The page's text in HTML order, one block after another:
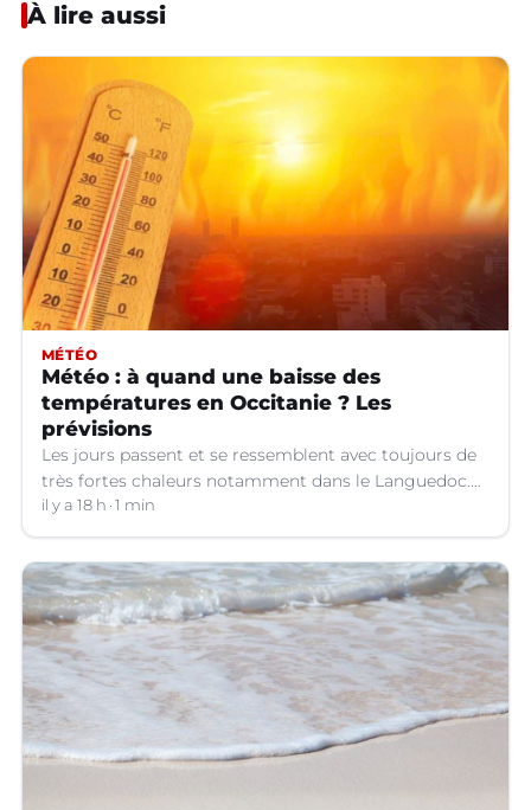
À lire aussi
MÉTÉO
Météo : à quand une baisse des
températures en Occitanie ? Les
prévisions
Les jours passent et se ressemblent avec toujours de
très fortes chaleurs notamment dans le Languedoc.
Jusqu’à quand ?
il y a 18 h 1 min